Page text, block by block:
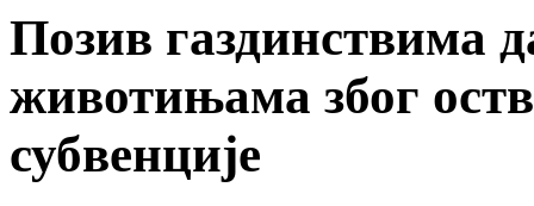
Позив газдинствима
животињама због
субвенције